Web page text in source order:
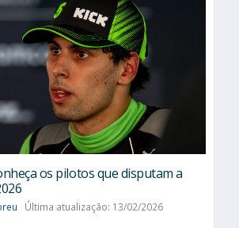
os pilotos que disputam a
Última atualização: 13/02/2026